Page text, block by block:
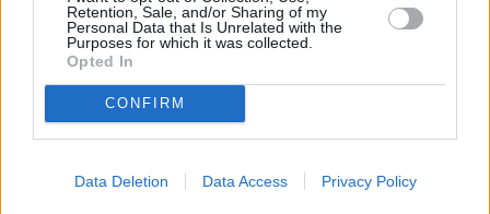
Retention, Sale, and/or Sharing of my
Personal Data that Is Unrelated with the
Purposes for which it was collected.
Opted In
CONFIRM
Data Deletion Data Access Privacy Policy